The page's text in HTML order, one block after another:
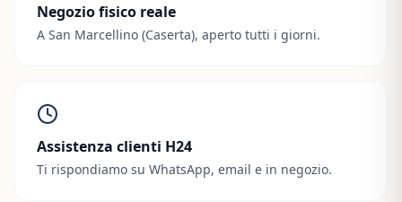
Negozio fisico reale
A San Marcellino (Caserta), aperto tutti i giorni.
Assistenza clienti H24
Ti rispondiamo su WhatsApp, email e in negozio.